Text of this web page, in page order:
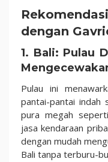
dengan
1. Bali: Pulau
Pulau ini
pantai-pantai indah
pura megah
jasa kendaraan
dengan mudah
Bali tanpa terburu-